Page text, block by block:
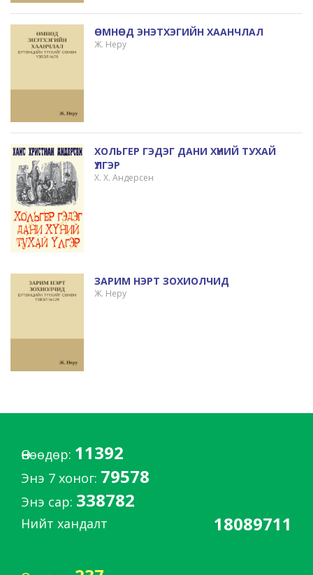
ӨМНӨД ЭНЭТХЭГИЙН ХААНЧЛАЛ
Ж. Неру
ХОЛЬГЕР ГЭДЭГ ДАНИ ХҮНИЙ ТУХАЙ
ҮЛГЭР
Х. Х. Андерсен
ЗАРИМ НЭРТ ЗОХИОЛЧИД
Ж. Неру
Өнөөдөр: 11392
Энэ 7 хоног: 79578
Энэ сар: 338782
Нийт хандалт 18089711